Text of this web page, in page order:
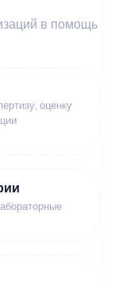
в помощь
оценку